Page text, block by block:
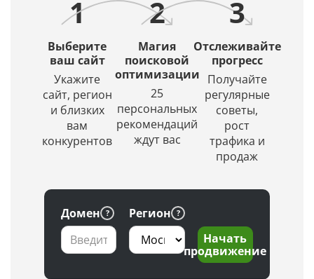
выбором
региона
заданной
глубине
проверки
источники.
интеллект
создаст
красивое
и
уникальное
изображение.
1
Выберите
ваш сайт
Укажите
сайт, регион
и близких
вам
конкурентов
2
Магия
поисковой
оптимизации
25
персональных
рекомендаций
ждут вас
3
Отслеживайте
прогресс
Получайте
регулярные
советы,
рост
трафика и
продаж
Домен
Регион
Начать
продвижение